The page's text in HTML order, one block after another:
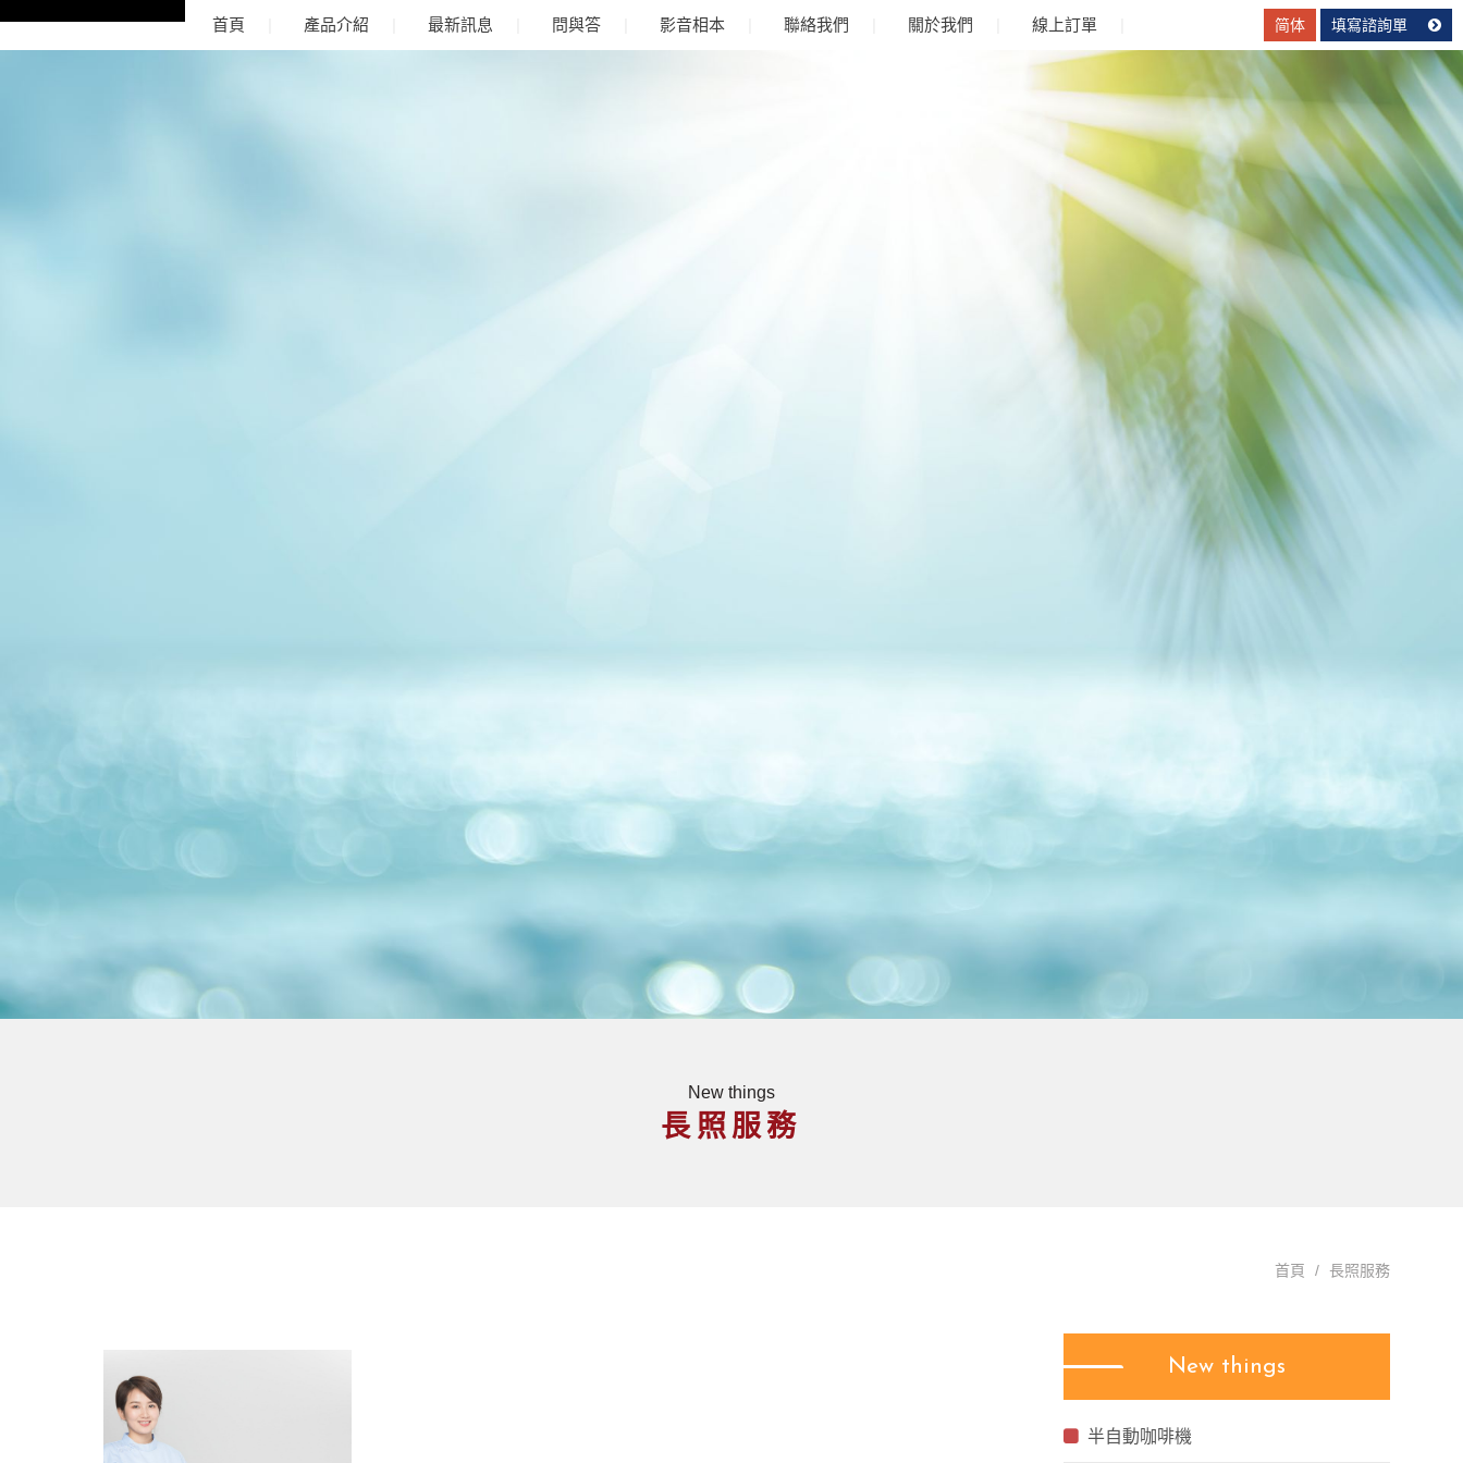
简体 填寫諮詢單
首頁 產品介紹 最新訊息 問與答 影音相本 聯絡我們 關於我們 線上訂單
New things
長照服務
首頁 長照服務
New things
半自動咖啡機